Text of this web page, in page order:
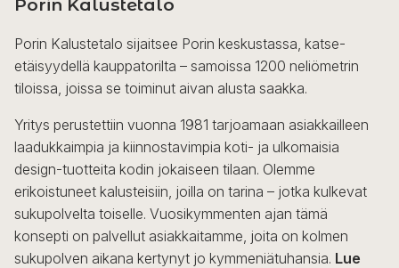
Porin Kalustetalo sijaitsee Porin keskustassa, katse-
etäisyydellä kauppatorilta – samoissa 1200 neliömetrin
tiloissa, joissa se toiminut aivan alusta saakka.
Yritys perustettiin vuonna 1981 tarjoamaan asiakkailleen
laadukkaimpia ja kiinnostavimpia koti- ja ulkomaisia
design-tuotteita kodin jokaiseen tilaan. Olemme
erikoistuneet kalusteisiin, joilla on tarina – jotka kulkevat
sukupolvelta toiselle. Vuosikymmenten ajan tämä
konsepti on palvellut asiakkaitamme, joita on kolmen
sukupolven aikana kertynyt jo kymmeniätuhansia. Lue